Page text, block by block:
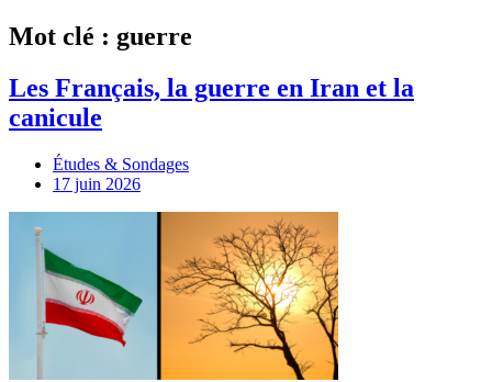
Mot clé : guerre
Les Français, la guerre en Iran et la
canicule
Études & Sondages
17 juin 2026